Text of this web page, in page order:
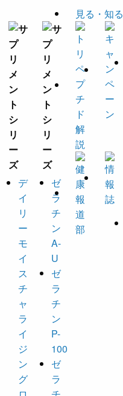
デ
イ
リ
ー
モ
イ
ス
チ
ャ
ラ
イ
ジ
ン
グ
ゼ
ラ
チ
ン
A-
U
ゼ
ラ
チ
ン
P-
100
ゼ
ラ
見る・知る